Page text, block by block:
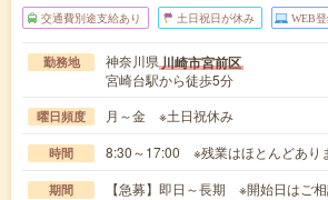
交通費別途支給あり 土日祝日が休み WEB
勤務地 神奈川県川崎市宮前区
宮崎台駅から徒歩5分
曜日頻度 月～金 ※土日祝休み
時間 8:30～17:00 ※残業はほとんどあり
期間 【急募】即日～長期 ※開始日はご相